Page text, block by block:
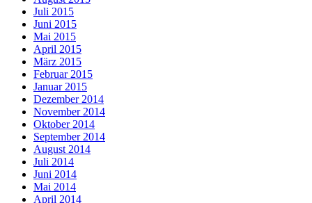
Juli 2015
Juni 2015
Mai 2015
April 2015
März 2015
Februar 2015
Januar 2015
Dezember 2014
November 2014
Oktober 2014
September 2014
August 2014
Juli 2014
Juni 2014
Mai 2014
April 2014